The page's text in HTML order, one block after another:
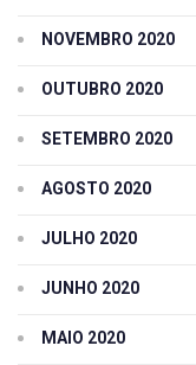
NOVEMBRO 2020
OUTUBRO 2020
SETEMBRO 2020
AGOSTO 2020
JULHO 2020
JUNHO 2020
MAIO 2020